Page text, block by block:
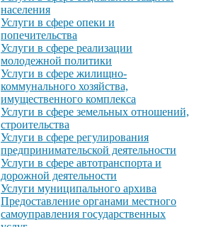
населения
Услуги в сфере опеки и
попечительства
Услуги в сфере реализации
молодежной политики
Услуги в сфере жилищно-
коммунального хозяйства,
имущественного комплекса
Услуги в сфере земельных отношений,
строительства
Услуги в сфере регулирования
предпринимательской деятельности
Услуги в сфере автотранспорта и
дорожной деятельности
Услуги муниципального архива
Предоставление органами местного
самоуправления государственных